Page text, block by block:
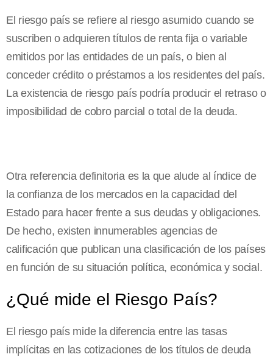
El riesgo país se refiere al riesgo asumido cuando se
suscriben o adquieren títulos de renta fija o variable
emitidos por las entidades de un país, o bien al
conceder crédito o préstamos a los residentes del país.
La existencia de riesgo país podría producir el retraso o
imposibilidad de cobro parcial o total de la deuda.
Otra referencia definitoria es la que alude al índice de
la confianza de los mercados en la capacidad del
Estado para hacer frente a sus deudas y obligaciones.
De hecho, existen innumerables agencias de
calificación que publican una clasificación de los países
en función de su situación política, económica y social.
¿Qué mide el Riesgo País?
El riesgo país mide la diferencia entre las tasas
implícitas en las cotizaciones de los títulos de deuda